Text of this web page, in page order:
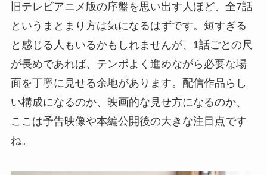
旧テレビアニメ版の序盤を思い出す人ほど、全7話
というまとまり方は気になるはずです。短すぎる
と感じる人もいるかもしれませんが、1話ごとの尺
が長めであれば、テンポよく進めながら必要な場
面を丁寧に見せる余地があります。配信作品らし
い構成になるのか、映画的な見せ方になるのか、
ここは予告映像や本編公開後の大きな注目点です
ね。